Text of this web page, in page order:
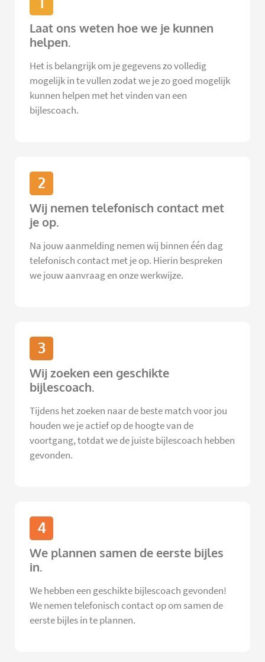
Laat ons weten hoe we je kunnen
helpen.
Het is belangrijk om je gegevens zo volledig
mogelijk in te vullen zodat we je zo goed mogelijk
kunnen helpen met het vinden van een
bijlescoach.
2
Wij nemen telefonisch contact met
je op.
Na jouw aanmelding nemen wij binnen één dag
telefonisch contact met je op. Hierin bespreken
we jouw aanvraag en onze werkwijze.
3
Wij zoeken een geschikte
bijlescoach.
Tijdens het zoeken naar de beste match voor jou
houden we je actief op de hoogte van de
voortgang, totdat we de juiste bijlescoach hebben
gevonden.
4
We plannen samen de eerste bijles
in.
We hebben een geschikte bijlescoach gevonden!
We nemen telefonisch contact op om samen de
eerste bijles in te plannen.